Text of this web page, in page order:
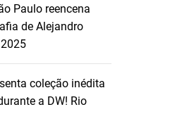
Paulo reencena
de Alejandro
coleção inédita
a DW! Rio